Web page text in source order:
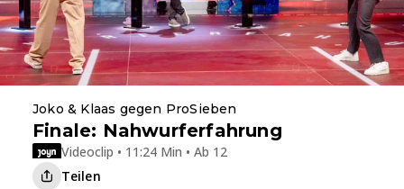
Joko & Klaas gegen ProSieben
Finale: Nahwurferfahrung
Videoclip • 11:24 Min • Ab 12
Teilen